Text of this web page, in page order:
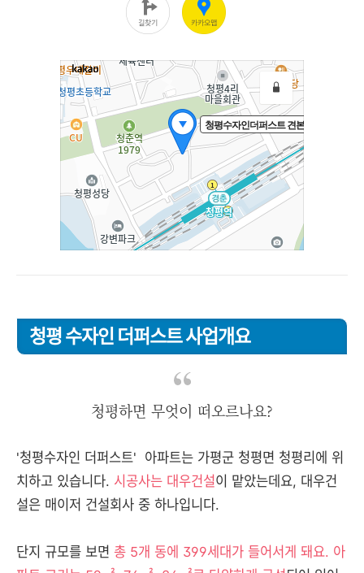
청평 수자인 더퍼스트 사업개요
청평하면 무엇이 떠오르나요?
'청평수자인 더퍼스트' 아파트는 가평군 청평면 청평리에 위
치하고 있습니다. 시공사는 대우건설이 맡았는데요, 대우건
설은 매이저 건설회사 중 하나입니다.
단지 규모를 보면 총 5개 동에 399세대가 들어서게 돼요. 아